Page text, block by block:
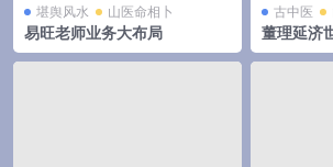
堪舆风水 山医命相卜
易旺老师业务大布局
古中医
董理延济
中药法门